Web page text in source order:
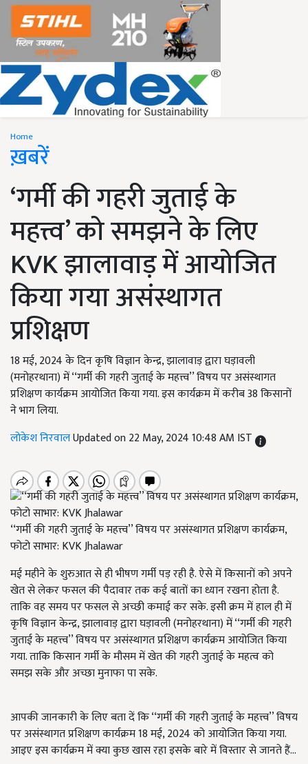
Home
ख़बरें
‘गर्मी की गहरी जुताई के
महत्त्व’ को समझने के लिए
KVK झालावाड़ में आयोजित
किया गया असंस्थागत
प्रशिक्षण
18 मई, 2024 के दिन कृषि विज्ञान केन्द्र, झालावाड़ द्वारा घड़ावली
(मनोहरथाना) में ‘‘गर्मी की गहरी जुताई के महत्त्व’’ विषय पर असंस्थागत
प्रशिक्षण कार्यक्रम आयोजित किया गया. इस कार्यक्रम में करीब 38 किसानों
ने भाग लिया.
लोकेश निरवालUpdated on 22 May, 2024 10:48 AM IST
‘‘गर्मी की गहरी जुताई के महत्त्व’’ विषय पर असंस्थागत प्रशिक्षण कार्यक्रम,
फोटो साभार: KVK Jhalawar
मई महीने के शुरुआत से ही भीषण गर्मी पड़ रही है. ऐसे में किसानों को अपने
खेत से लेकर फसल की पैदावार तक कई बातों का ध्यान रखना होता है.
ताकि वह समय पर फसल से अच्छी कमाई कर सके. इसी क्रम में हाल ही में
कृषि विज्ञान केन्द्र, झालावाड़ द्वारा घड़ावली (मनोहरथाना) में ‘‘गर्मी की गहरी
जुताई के महत्त्व’’ विषय पर असंस्थागत प्रशिक्षण कार्यक्रम आयोजित किया
गया. ताकि किसान गर्मी के मौसम में खेत की गहरी जुताई के महत्व को
समझ सके और अच्छा मुनाफा पा सके.
आपकी जानकारी के लिए बता दें कि ‘‘गर्मी की गहरी जुताई के महत्त्व’’ विषय
पर असंस्थागत प्रशिक्षण कार्यक्रम 18 मई,2024 को आयोजित किया गया.
आइए इस कार्यक्रम में क्या कुछ खास रहा इसके बारे में विस्तार से जानते हैं...